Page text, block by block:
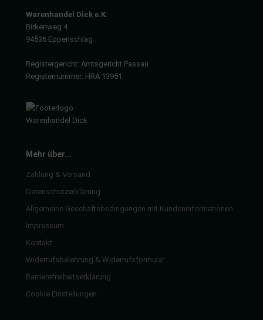
Warenhandel Dick e.K.
Birkenweg 4
94536 Eppenschlag
Registergericht: Amtsgericht Passau
Registernummer: HRA 13951
Mehr über...
Zahlung & Versand
Datenschutzerklärung
Allgemeine Geschäftsbedingungen mit Kundeninformationen
Impressum
Kontakt
Widerrufsbelehrung & Widerrufsformular
Barrierefreiheitserklärung
Cookie Einstellungen